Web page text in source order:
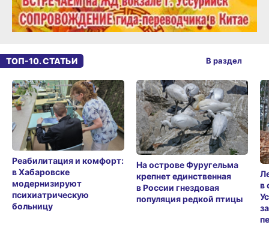
ТОП-10. СТАТЬИ
Реабилитация и комфорт:
в Хабаровске
модернизируют
психиатрическую
больницу
На острове Фуругельма
крепнет единственная
в России гнездовая
популяция редкой птицы
в
В раздел